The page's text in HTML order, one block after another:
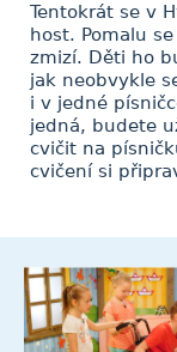
Tentokrát se v
host. Pomalu
zmizí. Děti ho
jak neobvykle
i v jedné
jedná, budete
cvičit na
cvičení si